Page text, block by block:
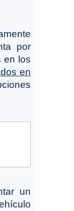
por
en los
en
un